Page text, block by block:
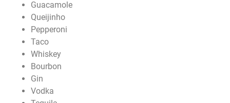
Guacamole
Queijinho
Pepperoni
Taco
Whiskey
Bourbon
Gin
Vodka